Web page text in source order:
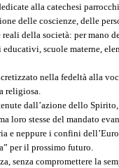
alla catechesi
delle coscienze, delle
reali della società: per
scuole materne,
nella fedeltà alla
religiosa.
dall’azione dello
loro stesse del mandato
e neppure i confini
per il prossimo futuro.
senza compromettere la